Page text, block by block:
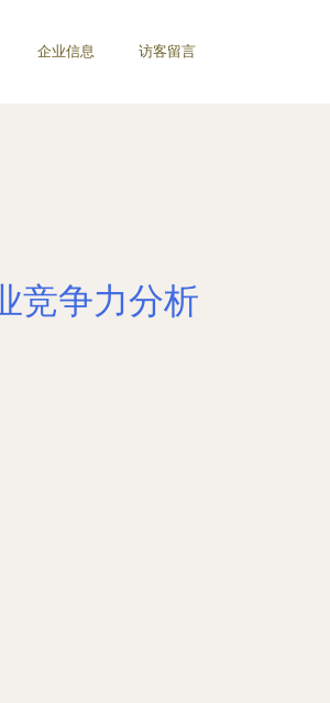
企业信息 访客留言
竞争力分析